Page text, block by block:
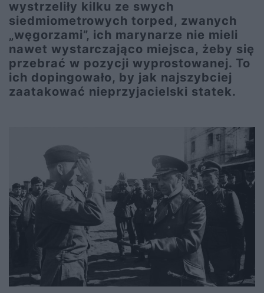
wystrzeliły kilku ze swych
siedmiometrowych torped, zwanych
„węgorzami”, ich marynarze nie mieli
nawet wystarczająco miejsca, żeby się
przebrać w pozycji wyprostowanej. To
ich dopingowało, by jak najszybciej
zaatakować nieprzyjacielski statek.